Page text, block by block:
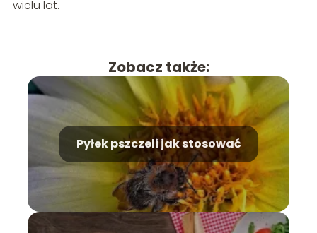
wielu lat.
Zobacz także:
Pyłek pszczeli jak stosować